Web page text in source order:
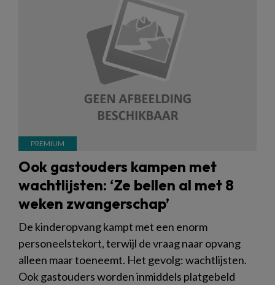
Ook gastouders kampen met
wachtlijsten: ‘Ze bellen al met 8
weken zwangerschap’
De kinderopvang kampt met een enorm
personeelstekort, terwijl de vraag naar opvang
alleen maar toeneemt. Het gevolg: wachtlijsten.
Ook gastouders worden inmiddels platgebeld